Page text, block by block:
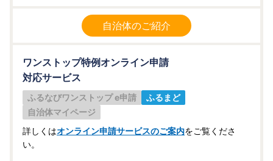
自治体のご紹介
ワンストップ特例オンライン申請
対応サービス
ふるなびワンストップ e申請
ふるまど
自治体マイページ
詳しくはオンライン申請サービスのご案内をご覧くださ
い。